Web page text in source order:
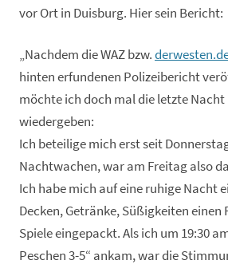
vor Ort in Duisburg. Hier sein Bericht:
„Nachdem die WAZ bzw.
hinten erfundenen Polizeibericht
möchte ich doch mal die letzte
wiedergeben:
Ich beteilige mich erst seit
Nachtwachen, war am Freitag also
Ich habe mich auf eine ruhige Nacht
Decken, Getränke, Süßigkeiten einen
Spiele eingepackt. Als ich um 19:30
Peschen 3-5“ ankam, war die